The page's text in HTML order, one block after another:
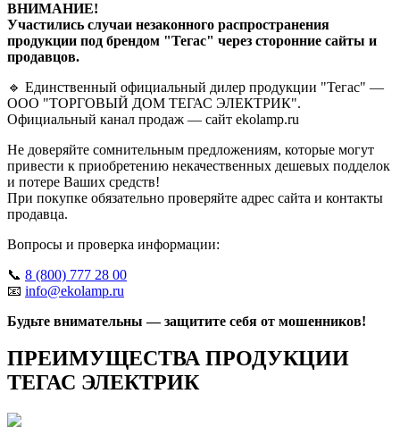
ВНИМАНИЕ!
Участились случаи незаконного распространения
продукции под брендом "Тегас" через сторонние сайты и
продавцов.
🔹 Единственный официальный дилер продукции "Тегас" —
ООО "ТОРГОВЫЙ ДОМ ТЕГАС ЭЛЕКТРИК".
Официальный канал продаж — сайт ekolamp.ru
Не доверяйте сомнительным предложениям, которые могут
привести к приобретению некачественных дешевых подделок
и потере Ваших средств!
При покупке обязательно проверяйте адрес сайта и контакты
продавца.
Вопросы и проверка информации:
📞 8 (800) 777 28 00
📧 info@ekolamp.ru
Будьте внимательны — защитите себя от мошенников!
ПРЕИМУЩЕСТВА ПРОДУКЦИИ
ТЕГАС ЭЛЕКТРИК